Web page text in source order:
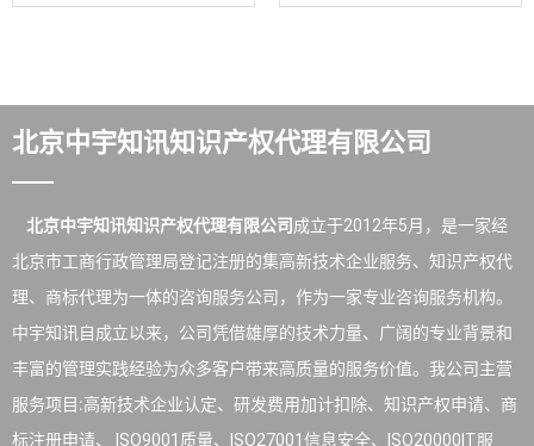
业〔2011〕300号）执
北京中宇知讯知识产权代理有限公司
北京中宇知讯知识产权代理有限公司成立于2012年5月，是一家经
北京市工商行政管理局登记注册的集高新技术企业服务、知识产权代
理、商标代理为一体的咨询服务公司，作为一家专业咨询服务机构。
中宇知讯自成立以来，公司凭借雄厚的技术力量、广阔的专业背景和
丰富的管理实践经验为众多客户带来高质量的服务价值。我公司主营
服务项目∶高新技术企业认定、研发费用加计扣除、知识产权申请、商
标注册申请、 ISO9001质量、ISO27001信息安全、ISO20000IT服